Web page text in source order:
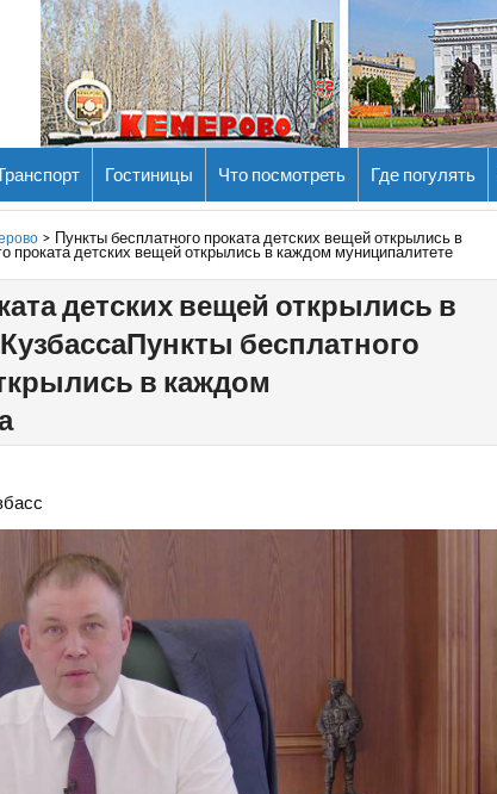
Гостиницы Что посмотреть Где погулять
> Пункты бесплатного проката детских вещей открылись в
проката детских вещей открылись в каждом муниципалитете
детских вещей открылись в
бесплатного
в каждом